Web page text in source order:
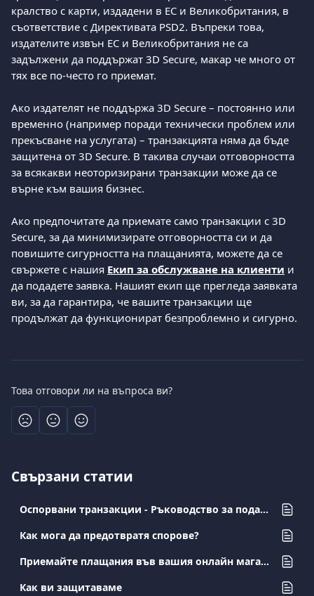
кралство с карти, издадени в ЕС и Великобритания, в
съответствие с Директивата PSD2. Въпреки това,
издателите извън ЕС и Великобритания не са
задължени да поддържат 3D Secure, макар че много от
тях все по-често го приемат.
Ако издателят не поддържа 3D Secure – постоянно или
временно (например поради технически проблем или
прекъсване на услугата) – транзакцията няма да бъде
защитена от 3D Secure. В такива случаи отговорността
за всякакви неоторизирани транзакции може да се
върне към вашия бизнес.
Ако предпочитате да приемате само транзакции с 3D
Secure, за да минимизирате отговорността си и да
повишите сигурността на плащанията, можете да се
свържете с нашия Екип за обслужване на клиенти и
да подадете заявка. Нашият екип ще прегледа заявката
ви, за да гарантира, че вашите транзакции ще
продължат да функционират безпроблемно и сигурно.
Това отговори ли на въпроса ви?
Свързани статии
Оспорвани транзакции - Ръководство за подаване на документи за търговци
Как мога да предотвратя спорове?
Приемайте плащания във вашия онлайн магазин с Viva.com
Как ви защитаваме